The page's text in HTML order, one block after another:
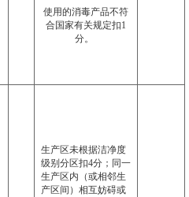
使用的消毒产品不符
合国家有关规定扣1
分。
生产区未根据洁净度
级别分区扣4分；同一
生产区内（或相邻生
产区间）相互妨碍或